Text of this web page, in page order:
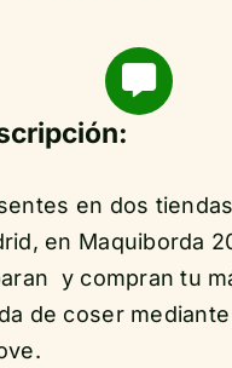
en dos
en Maquiborda
y compran tu
de coser